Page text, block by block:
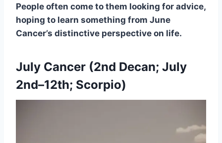
People often come to them looking for advice,
hoping to learn something from June
Cancer’s distinctive perspective on life.
July Cancer (2nd Decan; July
2nd–12th; Scorpio)